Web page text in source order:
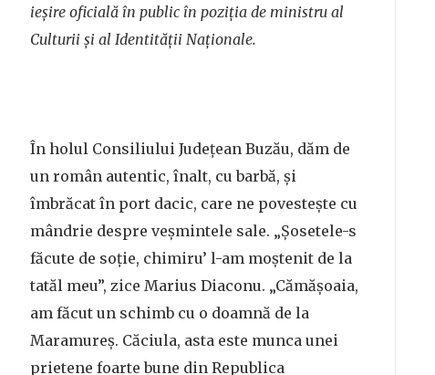
ieșire oficială în public în poziția de ministru al
Culturii și al Identității Naționale.
În holul Consiliului Județean Buzău, dăm de
un român autentic, înalt, cu barbă, și
îmbrăcat în port dacic, care ne povestește cu
mândrie despre veșmintele sale. „Șosetele-s
făcute de soție, chimiru’ l-am moștenit de la
tatăl meu”, zice Marius Diaconu. „Cămășoaia,
am făcut un schimb cu o doamnă de la
Maramureș. Căciula, asta este munca unei
prietene foarte bune din Republica